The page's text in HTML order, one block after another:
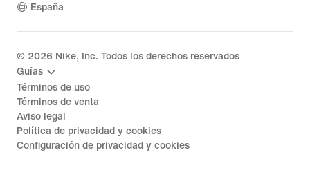
España
© 2026 Nike, Inc. Todos los derechos reservados
Guías
Términos de uso
Términos de venta
Aviso legal
Política de privacidad y cookies
Configuración de privacidad y cookies